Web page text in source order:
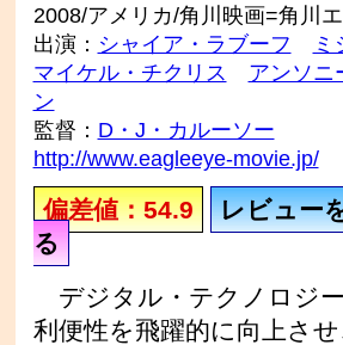
2008/アメリカ/角川映画=角川
出演： シャイア・ラブーフ ミ
マイケル・チクリス
アンソニ
ン
監督： D・J・カルーソー
http://www.eagleeye-movie.jp/
偏差値：54.9 レビュー
る
デジタル・テクノロジ
利便性を飛躍的に向上さ